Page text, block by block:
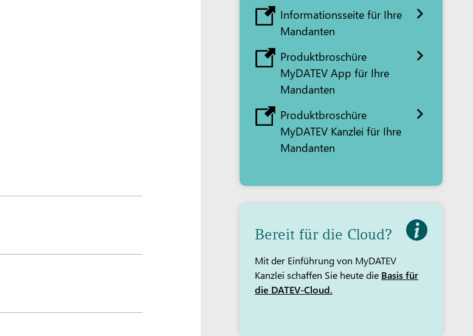
Informationsseite für Ihre
Mandanten
Produktbroschüre
MyDATEV App für Ihre
Mandanten
Produktbroschüre
MyDATEV Kanzlei für Ihre
Mandanten
Bereit für die Cloud?
Mit der Einführung von MyDATEV
Kanzlei schaffen Sie heute die Basis für
die DATEV-Cloud.